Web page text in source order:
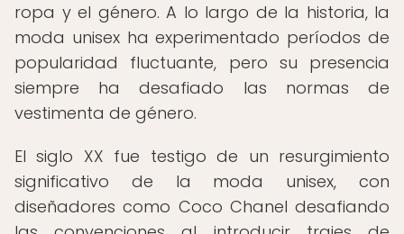
ropa y el género. A lo largo de la historia, la
moda unisex ha experimentado períodos de
popularidad fluctuante, pero su presencia
siempre ha desafiado las normas de
vestimenta de género.
El siglo XX fue testigo de un resurgimiento
significativo de la moda unisex, con
diseñadores como Coco Chanel desafiando